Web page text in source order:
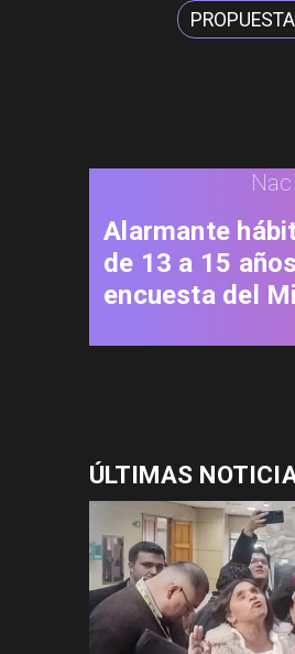
Alarmante
de 13 a 15
encuesta del
ÚLTIMAS